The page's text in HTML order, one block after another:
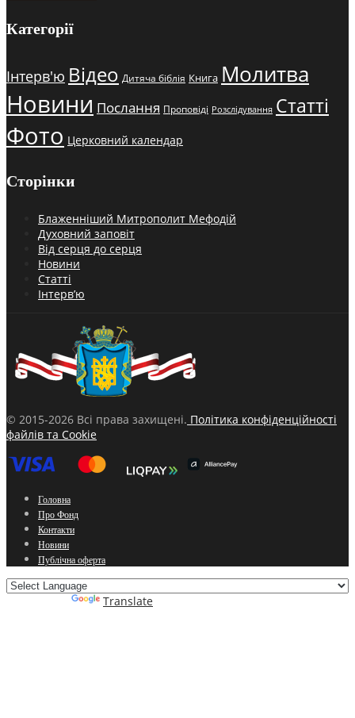
Категорії
Інтерв'ю Відео Дитяча біблія Книга Молитва
Новини Послання Проповіді Розслідування Статті
Фото Церковний календар
Сторінки
Блаженніший Митрополит Мефодій
Духовний заповіт
Від серця до серця
Новини
Статті
Інтерв’ю
© 2015-2026 Всі права захищені. Політика конфіденційності
файлів та Cookie
Головна
Про Фонд
Контакти
Новини
Публічна оферта
Translate